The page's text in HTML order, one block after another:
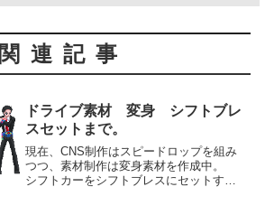
関連記事
ドライブ素材 変身 シフトブレ
スセットまで。
現在、CNS制作はスピードロップを組み
つつ、素材制作は変身素材を作成中。
シフトカーをシフトブレスにセットする